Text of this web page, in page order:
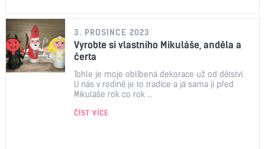
3. PROSINCE 2023
Vyrobte si vlastního Mikuláše, anděla a
čerta
Tohle je moje oblíbená dekorace už od dětství.
U nás v rodině je to tradice a já sama ji před
Mikuláše rok co rok ...
ČÍST VÍCE